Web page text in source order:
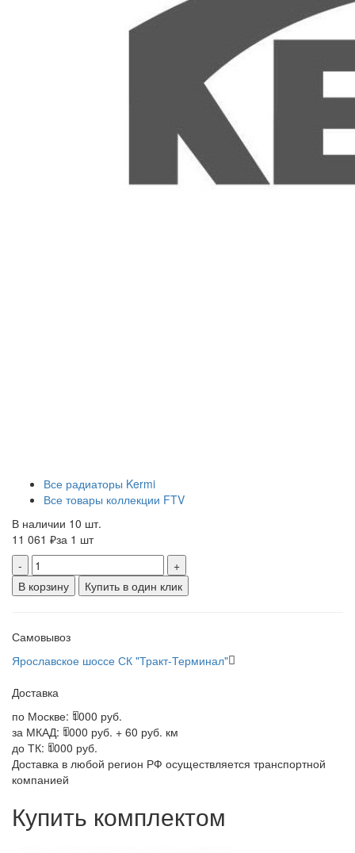
Все радиаторы Kermi
Все товары коллекции FTV
В наличии 10 шт.
11 061 ₽за 1 шт
-
+
В корзину
Купить в один клик
Самовывоз
Ярославское шоссе СК "Тракт-Терминал"
Доставка
по Москве: 1000 руб.
за МКАД: 1000 руб. + 60 руб. км
до ТК: 1000 руб.
Доставка в любой регион РФ осуществляется транспортной
компанией
Купить комплектом